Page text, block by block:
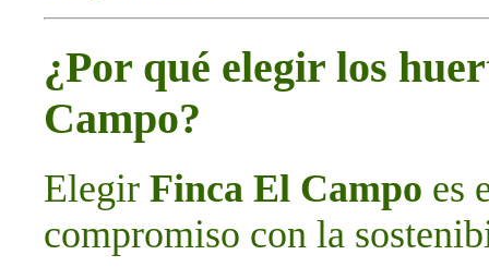
¿Por qué elegir los
Campo?
Elegir Finca El Campo es
compromiso con la